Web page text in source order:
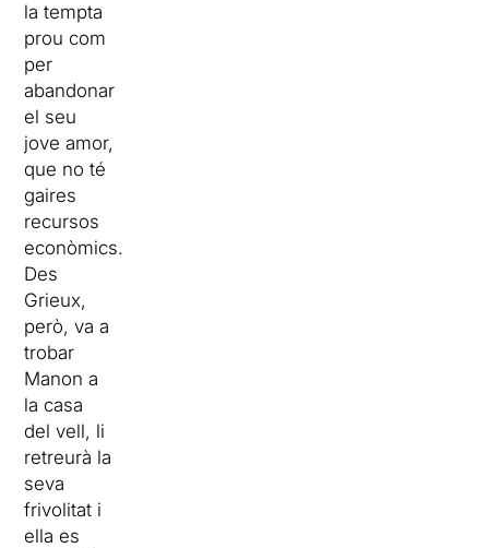
la tempta
prou com
per
abandonar
el seu
jove amor,
que no té
gaires
recursos
econòmics.
Des
Grieux,
però, va a
trobar
Manon a
la casa
del vell, li
retreurà la
seva
frivolitat i
ella es